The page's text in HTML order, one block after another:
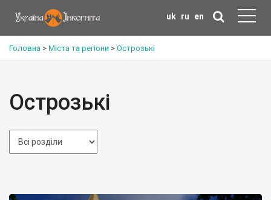
uk ru en
Головна > Міста та регіони > Острозькі
Острозькі